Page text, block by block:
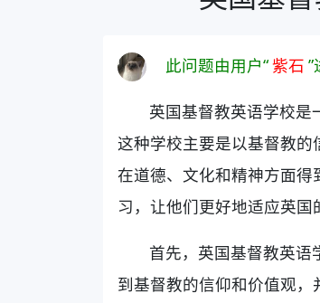
此问题由用户“紫石
英国基督教英语学校是
这种学校主要是以基督教
在道德、文化和精神方面
习，让他们更好地适应英国
首先，英国基督教英语
到基督教的信仰和价值观